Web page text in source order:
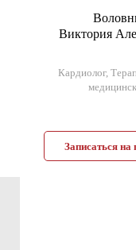
Виктория
Кардиолог,
Записаться на